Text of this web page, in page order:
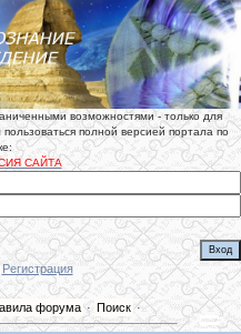
возможностями - только для
полной версией портала по
САЙТА
Регистрация
форума · Поиск·